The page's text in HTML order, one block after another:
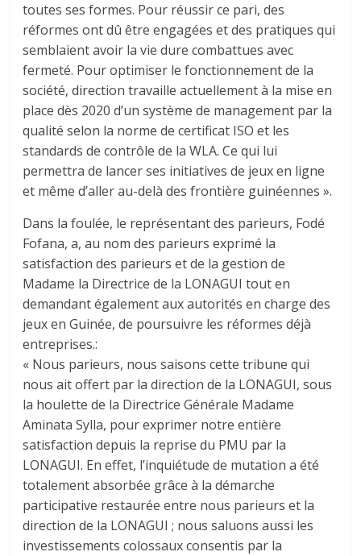
toutes ses formes. Pour réussir ce pari, des
réformes ont dû être engagées et des pratiques qui
semblaient avoir la vie dure combattues avec
fermeté. Pour optimiser le fonctionnement de la
société, direction travaille actuellement à la mise en
place dès 2020 d’un système de management par la
qualité selon la norme de certificat ISO et les
standards de contrôle de la WLA. Ce qui lui
permettra de lancer ses initiatives de jeux en ligne
et même d’aller au-delà des frontière guinéennes ».
Dans la foulée, le représentant des parieurs, Fodé
Fofana, a, au nom des parieurs exprimé la
satisfaction des parieurs et de la gestion de
Madame la Directrice de la LONAGUI tout en
demandant également aux autorités en charge des
jeux en Guinée, de poursuivre les réformes déjà
entreprises.:
« Nous parieurs, nous saisons cette tribune qui
nous ait offert par la direction de la LONAGUI, sous
la houlette de la Directrice Générale Madame
Aminata Sylla, pour exprimer notre entière
satisfaction depuis la reprise du PMU par la
LONAGUI. En effet, l’inquiétude de mutation a été
totalement absorbée grâce à la démarche
participative restaurée entre nous parieurs et la
direction de la LONAGUI ; nous saluons aussi les
investissements colossaux consentis par la